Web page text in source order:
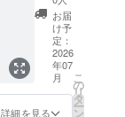
関わっ
ていた
だける
特別な
コース
です。
考欄に
掲載予
定のお
名前を
ご入力
くださ
にお名
前を掲
載させ
ていた
だきま
す。 ※
掲載を
ご希望
市・我
孫子
市・鎌
ケ谷
市）と
なりま
す。 ※
実施日
に、企
業・団
体様の
ロゴを1
年間掲
載させ
ていた
だきま
（カレ
ンダー
広告掲
載）】
感謝の
気持ち
を込め
たお礼
お届
け予
定：
2026
年07
月
詳細を見る
こ
の
リ
タ
ー
ン